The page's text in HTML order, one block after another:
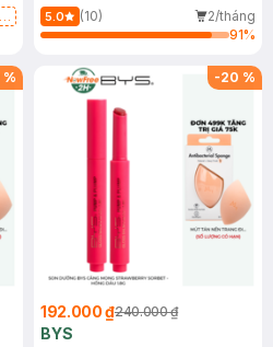
5.0 (10)
2/tháng
91%
% -20 %
192.000 ₫240.000 ₫
BYS